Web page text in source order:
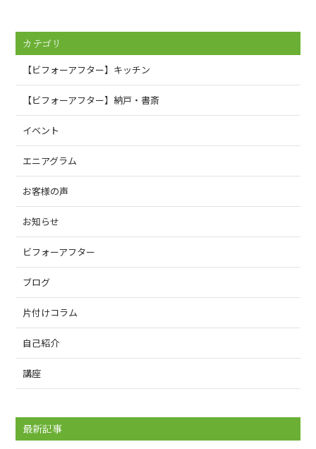
カテゴリ
【ビフォーアフター】キッチン
【ビフォーアフター】納戸・書斎
イベント
エニアグラム
お客様の声
お知らせ
ビフォーアフター
ブログ
片付けコラム
自己紹介
講座
最新記事